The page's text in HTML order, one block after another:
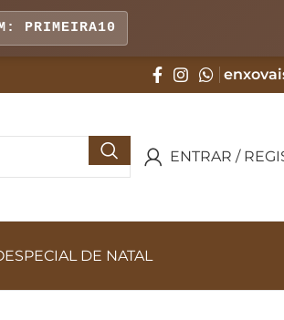
PRIMEIRA10
ENTRAR /
ESPECIAL DE NATAL